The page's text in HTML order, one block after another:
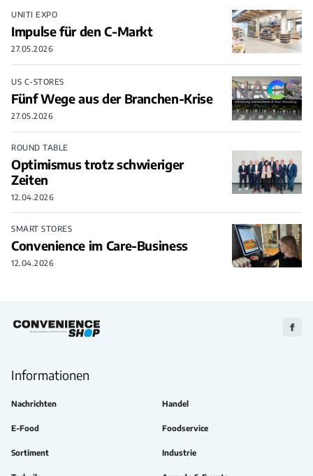
UNITI EXPO
Impulse für den C-Markt
27.05.2026
US C-STORES
Fünf Wege aus der Branchen-Krise
27.05.2026
ROUND TABLE
Optimismus trotz schwieriger
Zeiten
12.04.2026
SMART STORES
Convenience im Care-Business
12.04.2026
Zu
Informationen
Nachrichten Handel
E-Food Foodservice
Sortiment Industrie